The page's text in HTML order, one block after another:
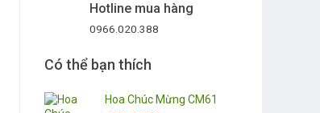
Hotline mua hàng
0966.020.388
Có thể bạn thích
Hoa Chúc Mừng CM61